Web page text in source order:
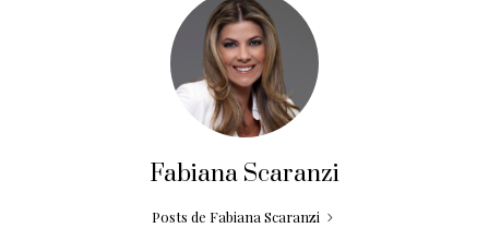
Fabiana Scaranzi
Posts de Fabiana Scaranzi